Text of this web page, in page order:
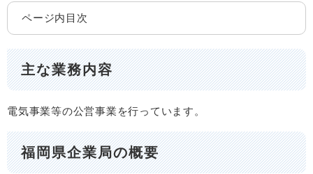
ページ内目次
主な業務内容
電気事業等の公営事業を行っています。
福岡県企業局の概要